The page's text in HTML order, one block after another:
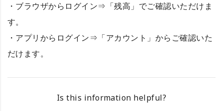
・ブラウザからログイン⇒「残高」でご確認いただけま
す。
・アプリからログイン⇒「アカウント」からご確認いた
だけます。
Is this information helpful?